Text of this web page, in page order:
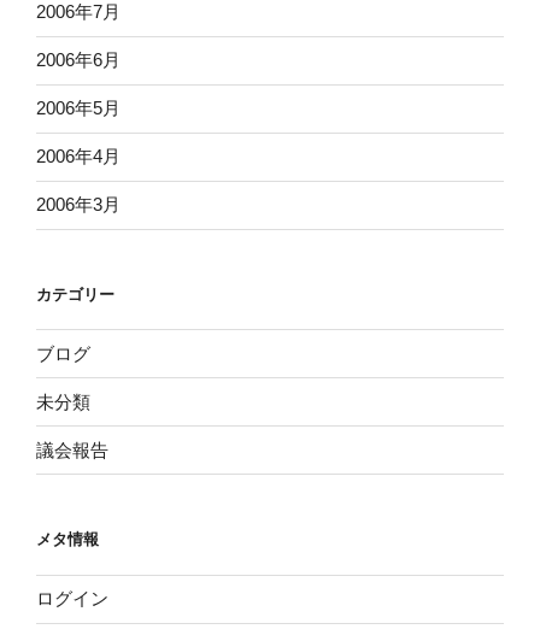
2006年7月
2006年6月
2006年5月
2006年4月
2006年3月
カテゴリー
ブログ
未分類
議会報告
メタ情報
ログイン